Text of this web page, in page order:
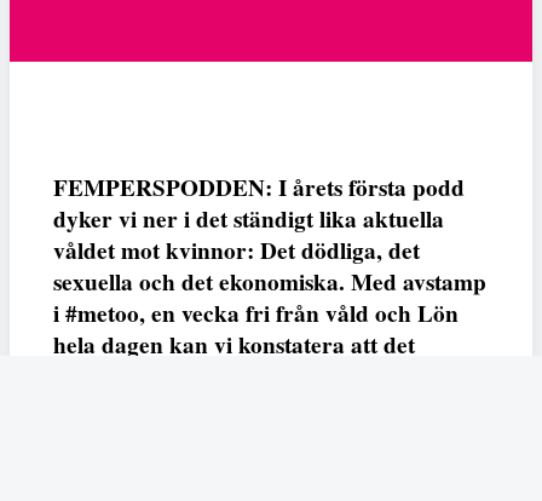
FEMPERSPODDEN: I årets första podd
dyker vi ner i det ständigt lika aktuella
våldet mot kvinnor: Det dödliga, det
sexuella och det ekonomiska. Med avstamp
i #metoo, en vecka fri från våld och Lön
hela dagen kan vi konstatera att det